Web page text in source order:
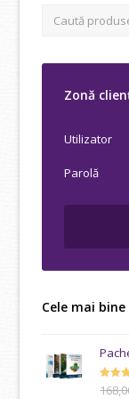
Zonă
Utilizator
Parolă
Cele mai
5.00